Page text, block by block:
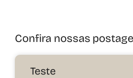
Confira nossas
Teste